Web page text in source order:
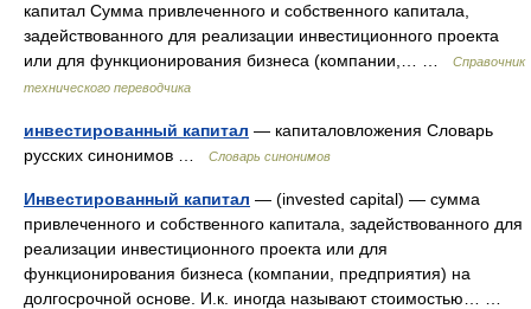
капитал Сумма привлеченного и собственного капитала,
задействованного для реализации инвестиционного проекта
или для функционирования бизнеса (компании,… …
Справочник
технического переводчика
инвестированный капитал — капиталовложения Словарь
русских синонимов …
Словарь синонимов
Инвестированный капитал — (invested capital) — сумма
привлеченного и собственного капитала, задействованного для
реализации инвестиционного проекта или для
функционирования бизнеса (компании, предприятия) на
долгосрочной основе. И.к. иногда называют стоимостью… …